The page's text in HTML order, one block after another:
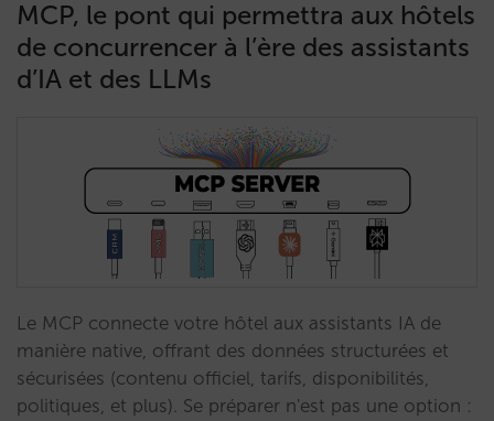
MCP, le pont qui permettra aux hôtels
de concurrencer à l’ère des assistants
d’IA et des LLMs
Le MCP connecte votre hôtel aux assistants IA de
manière native, offrant des données structurées et
sécurisées (contenu officiel, tarifs, disponibilités,
politiques, et plus). Se préparer n'est pas une option :